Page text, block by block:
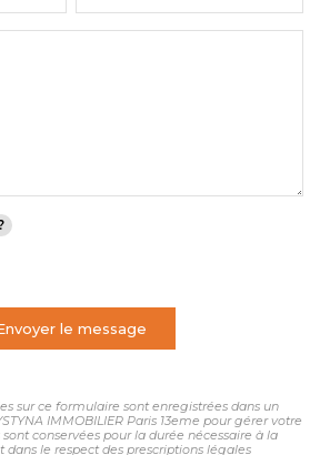
le message
sur ce formulaire sont enregistrées dans un
IMMOBILIER Paris 13eme pour gérer votre
conservées pour la durée nécessaire à la
le respect des prescriptions légales